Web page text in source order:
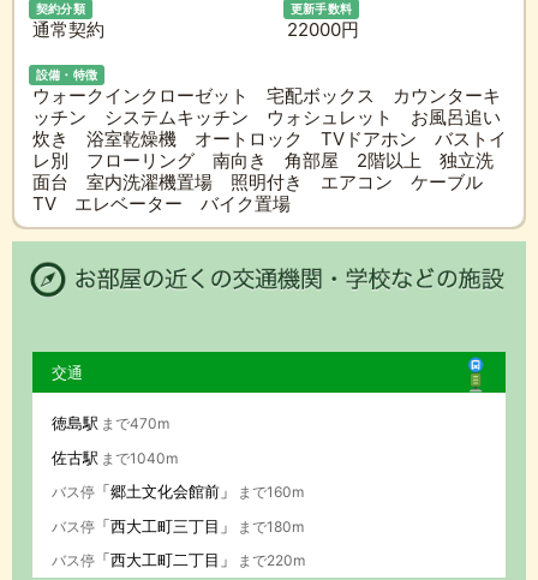
契約分類
通常契約
更新手数料
22000円
設備・特徴
ウォークインクローゼット 宅配ボックス カウンターキ
ッチン システムキッチン ウォシュレット お風呂追い
炊き 浴室乾燥機 オートロック TVドアホン バストイ
レ別 フローリング 南向き 角部屋 2階以上 独立洗
面台 室内洗濯機置場 照明付き エアコン ケーブル
TV エレベーター バイク置場
交通
徳島駅 まで470m
佐古駅 まで1040m
バス停「郷土文化会館前」
まで160m
バス停「西大工町三丁目」
まで180m
バス停「西大工町二丁目」 まで220m